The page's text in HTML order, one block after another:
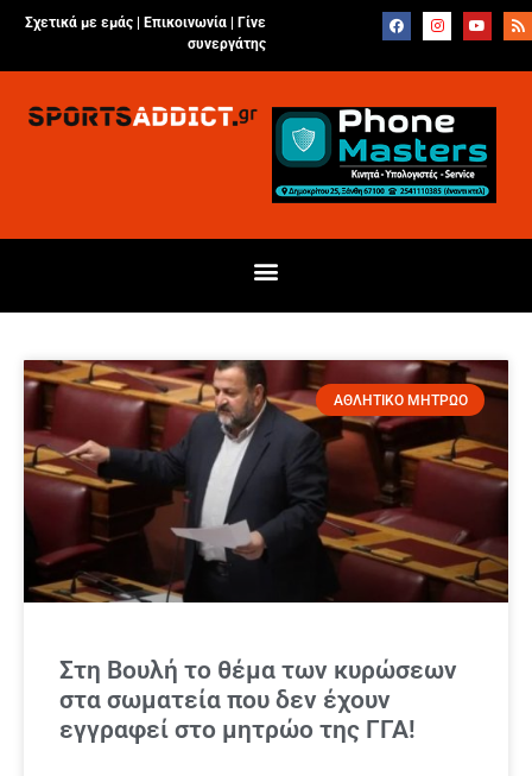
Σχετικά με εμάς | Επικοινωνία
Γίνε
συνεργάτης
ΑΘΛΗΤΙΚΟ ΜΗΤΡΩΟ
Στη Βουλή το θέμα των κυρώσεων
στα σωματεία που δεν έχουν
εγγραφεί στο μητρώο της ΓΓΑ!